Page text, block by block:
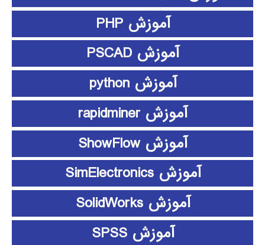
آموزش PHP
آموزش PSCAD
آموزش python
آموزش rapidminer
آموزش ShowFlow
آموزش SimElectronics
آموزش SolidWorks
آموزش SPSS